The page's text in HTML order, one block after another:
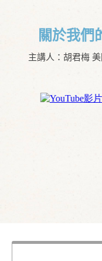
關於我們
主講人：胡君梅